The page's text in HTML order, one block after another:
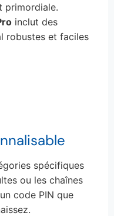
primordiale.
inclut des
robustes et faciles
spécifiques
ou les chaînes
code PIN que